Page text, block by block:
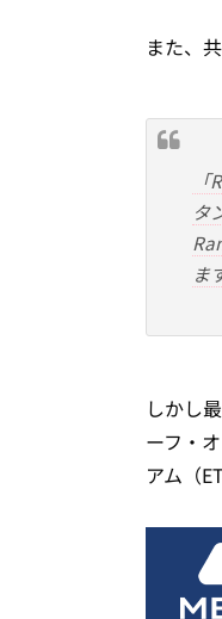
また、
タ
ま
しかし
ーフ・
アム（